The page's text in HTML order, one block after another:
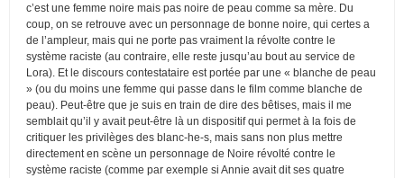
c’est une femme noire mais pas noire de peau comme sa mère. Du
coup, on se retrouve avec un personnage de bonne noire, qui certes a
de l’ampleur, mais qui ne porte pas vraiment la révolte contre le
système raciste (au contraire, elle reste jusqu’au bout au service de
Lora). Et le discours contestataire est portée par une « blanche de peau
» (ou du moins une femme qui passe dans le film comme blanche de
peau). Peut-être que je suis en train de dire des bêtises, mais il me
semblait qu’il y avait peut-être là un dispositif qui permet à la fois de
critiquer les privilèges des blanc-he-s, mais sans non plus mettre
directement en scène un personnage de Noire révolté contre le
système raciste (comme par exemple si Annie avait dit ses quatre